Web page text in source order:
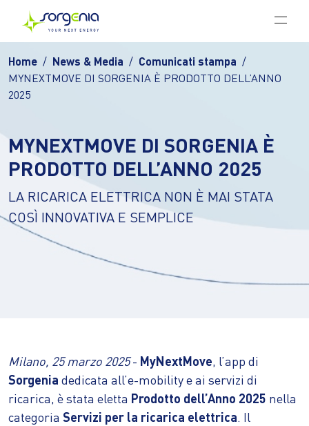
Vai al contenuto principale
Home News & Media
Comunicati stampa
MYNEXTMOVE DI SORGENIA È PRODOTTO DELL’ANNO
2025
MYNEXTMOVE DI SORGENIA È
PRODOTTO DELL’ANNO 2025
LA RICARICA ELETTRICA NON È MAI STATA
COSÌ INNOVATIVA E SEMPLICE
Milano, 25 marzo 2025- MyNextMove, l’app di
Sorgenia dedicata all’e-mobility e ai servizi di
ricarica, è stata eletta Prodotto dell’Anno 2025 nella
categoria Servizi per la ricarica elettrica. Il